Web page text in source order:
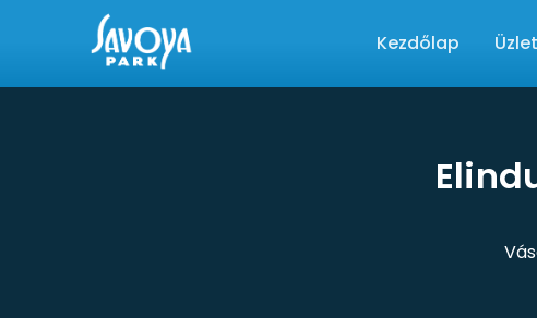
Kezdőlap